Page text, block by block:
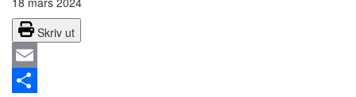
Skriv ut
Email